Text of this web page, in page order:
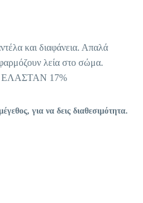
€. και διαφάνεια. Απαλά
λεία στο σώμα.
ΕΛΑΣΤΑΝ 17%
για να δεις διαθεσιμότητα.